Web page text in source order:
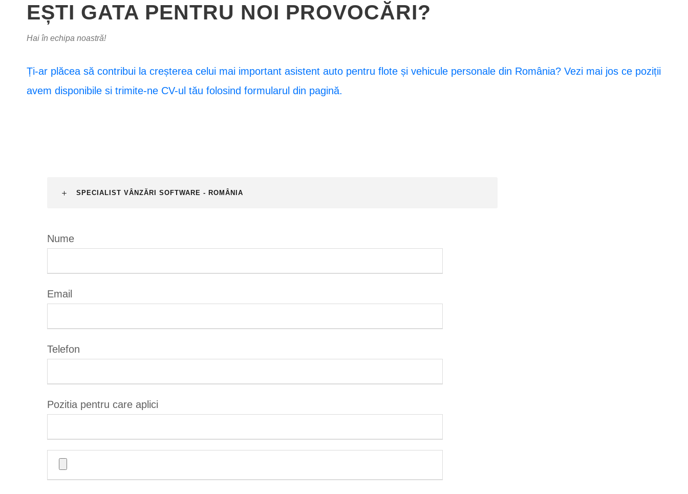
EȘTI GATA PENTRU NOI PROVOCĂRI?
Hai în echipa noastră!
Ți-ar plăcea să contribui la creșterea celui mai important asistent auto pentru flote și vehicule personale din România? Vezi mai jos ce poziții
avem disponibile si trimite-ne CV-ul tău folosind formularul din pagină.
SPECIALIST VÂNZĂRI SOFTWARE - ROMÂNIA
Nume
Email
Telefon
Pozitia pentru care aplici